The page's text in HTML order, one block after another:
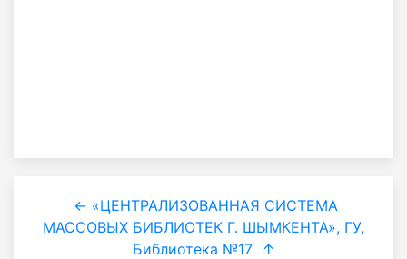
← «ЦЕНТРАЛИЗОВАННАЯ СИСТЕМА
МАССОВЫХ БИБЛИОТЕК Г. ШЫМКЕНТА», ГУ,
Библиотека №17
↑